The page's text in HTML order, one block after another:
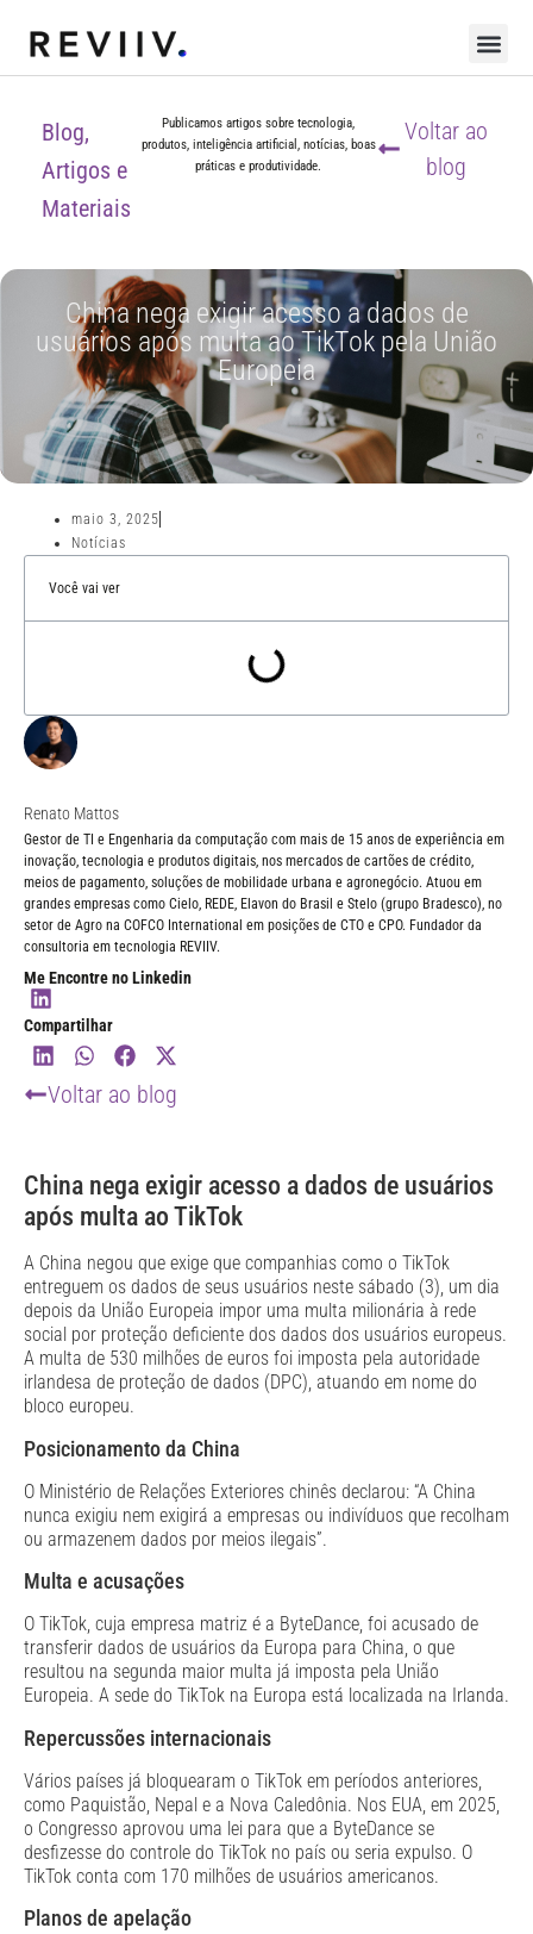
Blog,
Artigos e
Materiais
Publicamos artigos sobre tecnologia,
produtos, inteligência artificial, notícias, boas
práticas e produtividade.
Voltar ao
blog
China nega exigir acesso a dados de
usuários após multa ao TikTok pela União
Europeia
maio 3, 2025
Notícias
Você vai ver
Renato Mattos
Gestor de TI e Engenharia da computação com mais de 15 anos de experiência em
inovação, tecnologia e produtos digitais, nos mercados de cartões de crédito,
meios de pagamento, soluções de mobilidade urbana e agronegócio. Atuou em
grandes empresas como Cielo, REDE, Elavon do Brasil e Stelo (grupo Bradesco), no
setor de Agro na COFCO International em posições de CTO e CPO. Fundador da
consultoria em tecnologia REVIIV.
Me Encontre no Linkedin
Compartilhar
Voltar ao blog
China nega exigir acesso a dados de usuários
após multa ao TikTok
A China negou que exige que companhias como o TikTok
entreguem os dados de seus usuários neste sábado (3), um dia
depois da União Europeia impor uma multa milionária à rede
social por proteção deficiente dos dados dos usuários europeus.
A multa de 530 milhões de euros foi imposta pela autoridade
irlandesa de proteção de dados (DPC), atuando em nome do
bloco europeu.
Posicionamento da China
O Ministério de Relações Exteriores chinês declarou: “A China
nunca exigiu nem exigirá a empresas ou indivíduos que recolham
ou armazenem dados por meios ilegais”.
Multa e acusações
O TikTok, cuja empresa matriz é a ByteDance, foi acusado de
transferir dados de usuários da Europa para China, o que
resultou na segunda maior multa já imposta pela União
Europeia. A sede do TikTok na Europa está localizada na Irlanda.
Repercussões internacionais
Vários países já bloquearam o TikTok em períodos anteriores,
como Paquistão, Nepal e a Nova Caledônia. Nos EUA, em 2025,
o Congresso aprovou uma lei para que a ByteDance se
desfizesse do controle do TikTok no país ou seria expulso. O
TikTok conta com 170 milhões de usuários americanos.
Planos de apelação